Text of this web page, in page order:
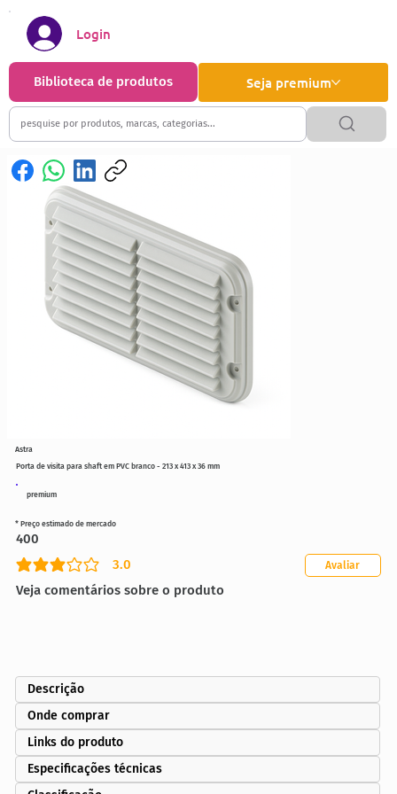
Seja premium
Biblioteca de produtos
Login
premium
Porta de visita para shaft em PVC branco - 213 x 413 x 36 mm
3.0
classificação média é 3 de 5
Veja comentários sobre o produto
Avaliar
* Preço estimado de mercado
400
Astra
Descrição
Onde comprar
Links do produto
Especificações técnicas